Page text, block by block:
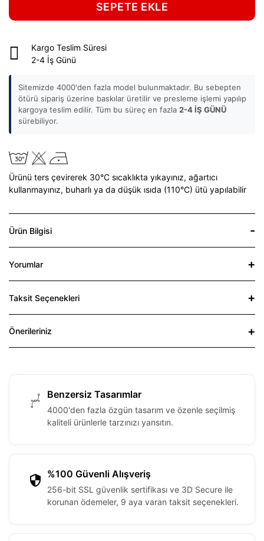
SEPETE EKLE
Kargo Teslim Süresi
2-4 İş Günü
Sitemizde 4000'den fazla model bulunmaktadır. Bu sebepten
ötürü sipariş üzerine baskılar üretilir ve presleme işlemi yapılıp
kargoya teslim edilir. Tüm bu süreç en fazla 2-4 İŞ GÜNÜ
sürebiliyor.
Ürünü ters çevirerek 30°C sıcaklıkta yıkayınız, ağartıcı
kullanmayınız, buharlı ya da düşük ısıda (110°C) ütü yapılabilir
Ürün Bilgisi
Yorumlar
Taksit Seçenekleri
Önerileriniz
Benzersiz Tasarımlar
4000'den fazla özgün tasarım ve özenle seçilmiş
kaliteli ürünlerle tarzınızı yansıtın.
%100 Güvenli Alışveriş
256-bit SSL güvenlik sertifikası ve 3D Secure ile
korunan ödemeler, 9 aya varan taksit seçenekleri.